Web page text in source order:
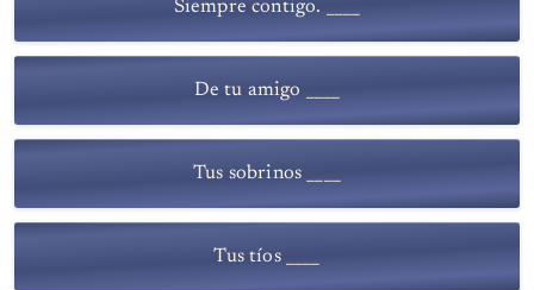
Siempre contigo. ____
De tu amigo ____
Tus sobrinos ____
Tus tíos ____